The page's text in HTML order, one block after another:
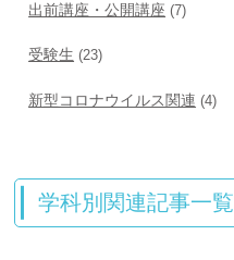
出前講座・公開講座 (7)
受験生 (23)
新型コロナウイルス関連 (4)
学科別関連記事一覧